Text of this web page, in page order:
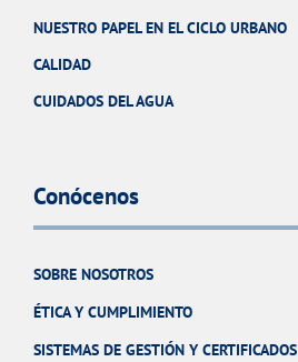
NUESTRO PAPEL EN EL CICLO URBANO
CALIDAD
CUIDADOS DEL AGUA
Conócenos
SOBRE NOSOTROS
ÉTICA Y CUMPLIMIENTO
SISTEMAS DE GESTIÓN Y CERTIFICADOS